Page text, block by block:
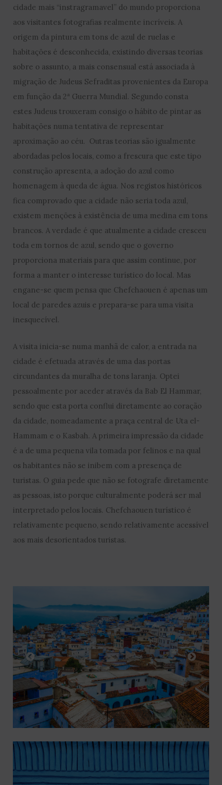
cidade mais “instragramavel” do mundo proporciona
aos visitantes fotografias realmente incríveis. A
origem da pintura em tons de azul de ruelas e
habitações é desconhecida, existindo diversas teorias
sobre o assunto, a mais consensual está associada à
migração de Judeus Sefraditas provenientes da Europa
em função da 2ª Guerra Mundial. Segundo consta
estes Judeus trouxeram consigo o hábito de pintar as
habitações numa tentativa de representar
aproximação ao céu. Outras teorias são igualmente
abordadas pelos locais, como a frescura que este tipo
construção apresenta, a adoção do azul como
homenagem à queda de água. Nos registos históricos
fica comprovado que a cidade não seria toda azul,
existem menções à existência de uma medina em tons
brancos. A verdade é que atualmente a cidade cresceu
toda em tornos de azul, sendo que o governo
proporciona materiais para que assim continue, por
forma a manter o interesse turístico do local. Mas
engane-se quem pensa que Chefchaouen é apenas um
local de paredes azuis e prepara-se para uma visita
inesquecível.
A visita inicia-se numa manhã de calor, a entrada na
cidade é efetuada através de uma das portas
circundantes da muralha de tons laranja. Optei
pessoalmente por aceder através da Bab El Hammar,
sendo que esta porta conflui diretamente ao coração
da cidade, nomeadamente a praça central de Uta el-
Hammam e o Kasbah. A primeira impressão da cidade
é a de uma pequena vila tomada por felinos e na qual
os habitantes não se inibem com a presença de
turistas. O guia pede que não se fotografe diretamente
as pessoas, isto porque culturalmente poderá ser mal
interpretado pelos locais. Chefchaouen turístico é
relativamente pequeno, sendo relativamente acessível
aos mais desorientados turistas.